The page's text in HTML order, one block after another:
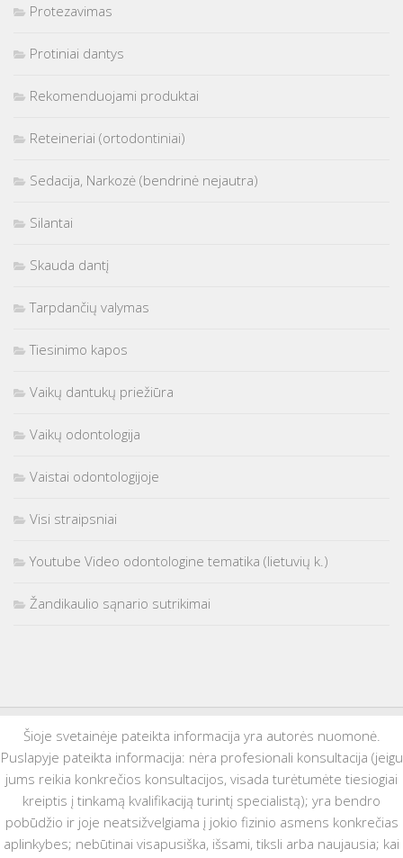
Protezavimas
Protiniai dantys
Rekomenduojami produktai
Reteineriai (ortodontiniai)
Sedacija, Narkozė (bendrinė nejautra)
Silantai
Skauda dantį
Tarpdančių valymas
Tiesinimo kapos
Vaikų dantukų priežiūra
Vaikų odontologija
Vaistai odontologijoje
Visi straipsniai
Youtube Video odontologine tematika (lietuvių k.)
Žandikaulio sąnario sutrikimai
Šioje svetainėje pateikta informacija yra autorės nuomonė.
Puslapyje pateikta informacija: nėra profesionali konsultacija (jeigu
jums reikia konkrečios konsultacijos, visada turėtumėte tiesiogiai
kreiptis į tinkamą kvalifikaciją turintį specialistą); yra bendro
pobūdžio ir joje neatsižvelgiama į jokio fizinio asmens konkrečias
aplinkybes; nebūtinai visapusiška, išsami, tiksli arba naujausia; kai